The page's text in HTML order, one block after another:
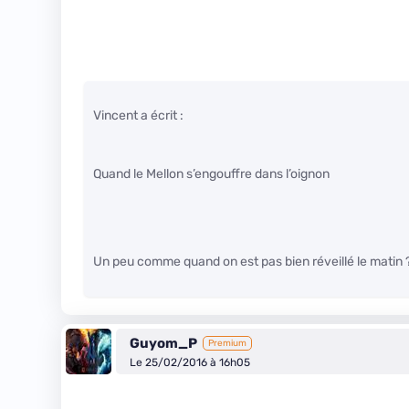
Vincent a écrit :
Quand le Mellon s’engouffre dans l’oignon
Un peu comme quand on est pas bien réveillé le matin
Guyom_P Premium
Le 25/02/2016 à 16h05